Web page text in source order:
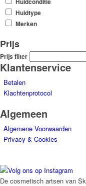
Huidconditie
Huidtype
Merken
Prijs
Prijs filter
Klantenservice
Betalen
Klachtenprotocol
Algemeen
Algemene Voorwaarden
Privacy & Cookies
De cosmetisch artsen van